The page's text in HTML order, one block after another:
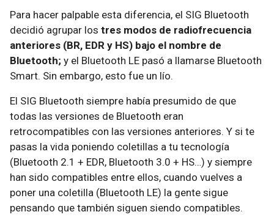
Para hacer palpable esta diferencia, el SIG Bluetooth
decidió agrupar los tres modos de radiofrecuencia
anteriores (BR, EDR y HS) bajo el nombre de
Bluetooth; y el Bluetooth LE pasó a llamarse Bluetooth
Smart. Sin embargo, esto fue un lío.
El SIG Bluetooth siempre había presumido de que
todas las versiones de Bluetooth eran
retrocompatibles con las versiones anteriores. Y si te
pasas la vida poniendo coletillas a tu tecnología
(Bluetooth 2.1 + EDR, Bluetooth 3.0 + HS…) y siempre
han sido compatibles entre ellos, cuando vuelves a
poner una coletilla (Bluetooth LE) la gente sigue
pensando que también siguen siendo compatibles.